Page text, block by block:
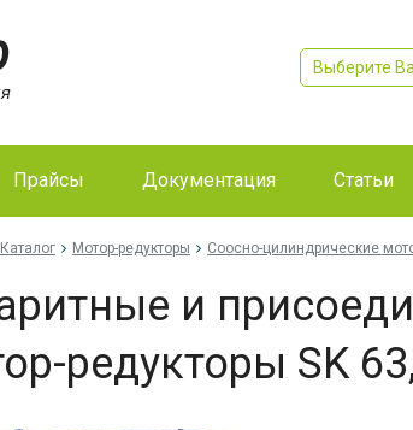
Выберите
Прайсы Документация Статьи
Каталог Мотор-редукторы Соосно-цилиндрические
и
редукторы SK